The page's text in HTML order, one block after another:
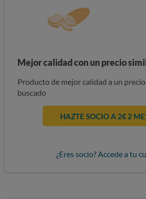
Mejor calidad con un precio
Producto de mejor calidad a un
buscado
HAZTE SOCIO A 2€ 2
¿Eres socio? Accede a tu